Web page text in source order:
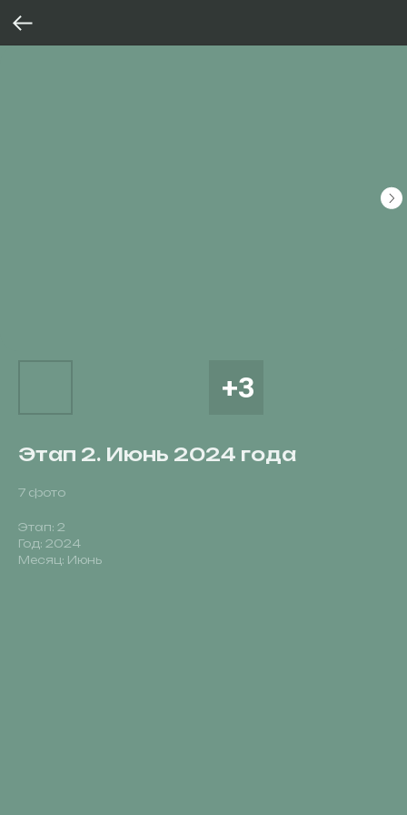
Этап 2. Июнь 2024 года
7 фото
Этап: 2
Год: 2024
Месяц: Июнь